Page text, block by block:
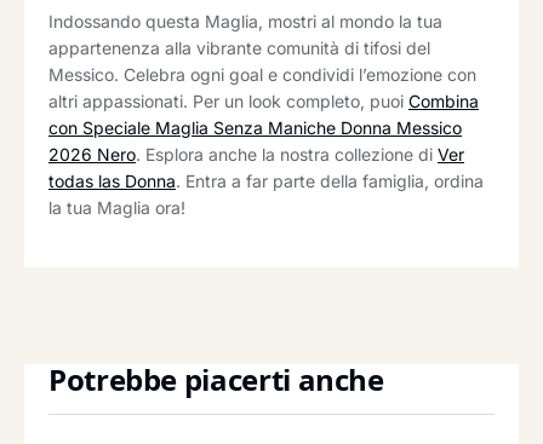
Indossando questa Maglia, mostri al mondo la tua
appartenenza alla vibrante comunità di tifosi del
Messico. Celebra ogni goal e condividi l’emozione con
altri appassionati. Per un look completo, puoi Combina
con Speciale Maglia Senza Maniche Donna Messico
2026 Nero. Esplora anche la nostra collezione di Ver
todas las Donna. Entra a far parte della famiglia, ordina
la tua Maglia ora!
Potrebbe piacerti anche